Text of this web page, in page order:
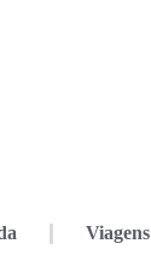
Viagens